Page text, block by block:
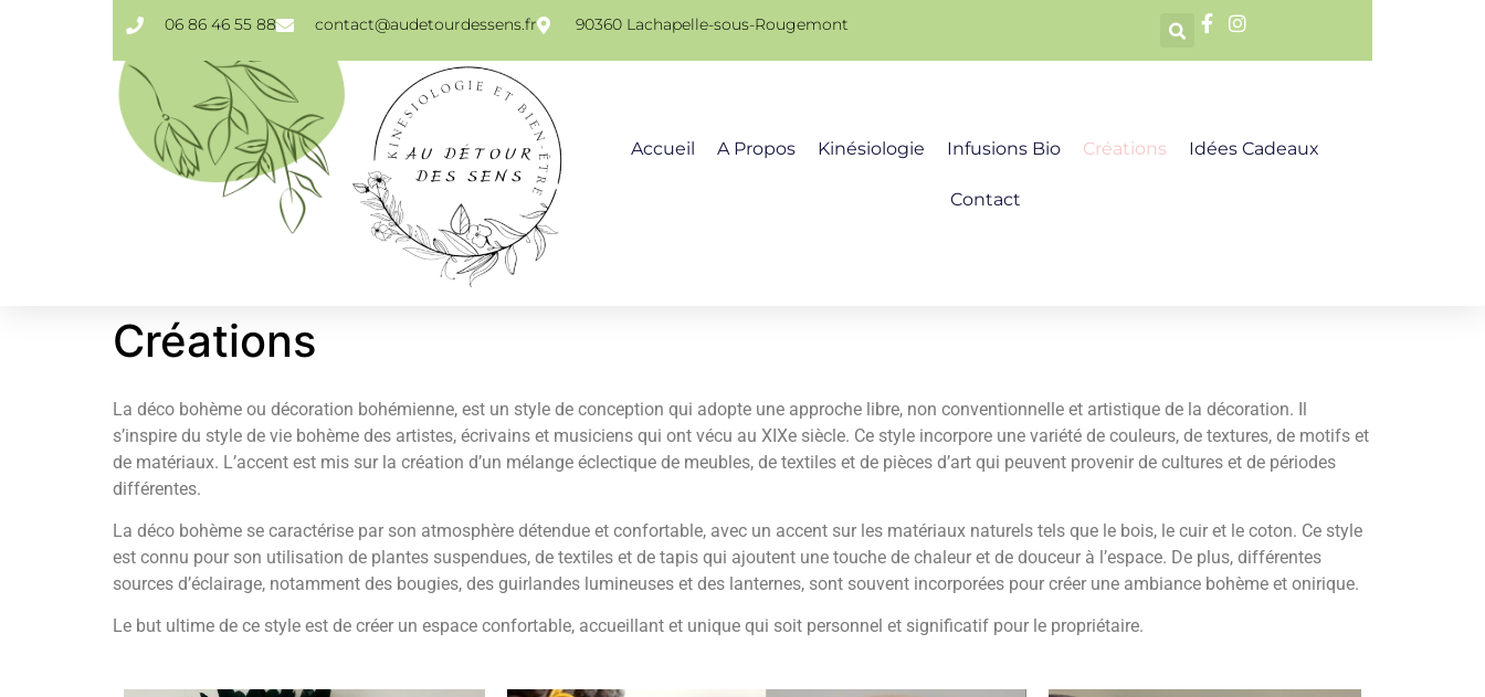
06 86 46 55 88 contact@audetourdessens.fr 90360 Lachapelle-sous-Rougemont
Accueil A Propos Kinésiologie Infusions Bio Créations Idées Cadeaux
Contact
Créations
La déco bohème ou décoration bohémienne, est un style de conception qui adopte une approche libre, non conventionnelle et artistique de la décoration. Il
s’inspire du style de vie bohème des artistes, écrivains et musiciens qui ont vécu au XIXe siècle. Ce style incorpore une variété de couleurs, de textures, de motifs et
de matériaux. L’accent est mis sur la création d’un mélange éclectique de meubles, de textiles et de pièces d’art qui peuvent provenir de cultures et de périodes
différentes.
La déco bohème se caractérise par son atmosphère détendue et confortable, avec un accent sur les matériaux naturels tels que le bois, le cuir et le coton. Ce style
est connu pour son utilisation de plantes suspendues, de textiles et de tapis qui ajoutent une touche de chaleur et de douceur à l’espace. De plus, différentes
sources d’éclairage, notamment des bougies, des guirlandes lumineuses et des lanternes, sont souvent incorporées pour créer une ambiance bohème et onirique.
Le but ultime de ce style est de créer un espace confortable, accueillant et unique qui soit personnel et significatif pour le propriétaire.